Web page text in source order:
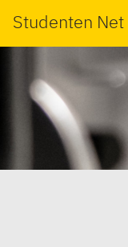
Studenten Net